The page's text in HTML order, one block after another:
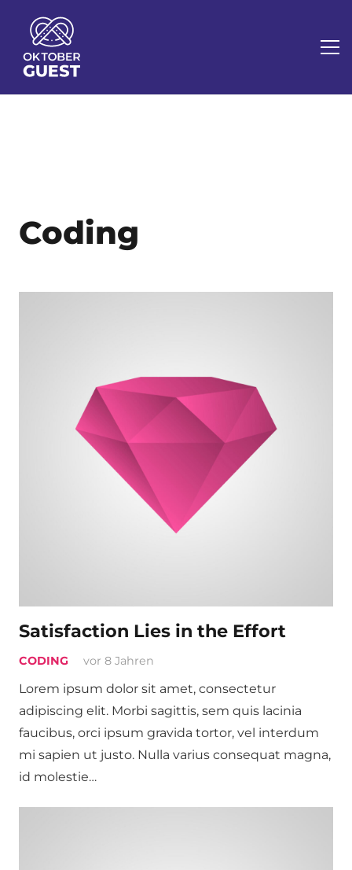
Coding
Satisfaction Lies in the Effort
CODING vor 8 Jahren
Lorem ipsum dolor sit amet, consectetur
adipiscing elit. Morbi sagittis, sem quis lacinia
faucibus, orci ipsum gravida tortor, vel interdum
mi sapien ut justo. Nulla varius consequat magna,
id molestie…